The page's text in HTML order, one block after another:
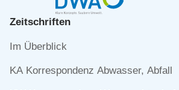
Zeitschriften
Navigation
Im Überblick
KA Korrespondenz Abwasser, Abfall